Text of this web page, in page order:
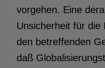
vorgehen. Eine
Unsicherheit für die
den betreffenden
daß